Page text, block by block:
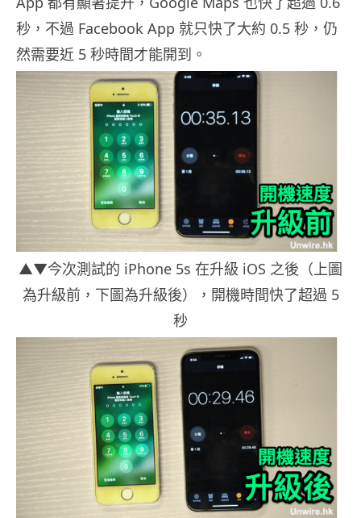
秒，不過 Facebook App 就只快了大約 0.5 秒，仍
然需要近 5 秒時間才能開到。
▲▼今次測試的 iPhone 5s 在升級 iOS 之後（上圖
為升級前，下圖為升級後），開機時間快了超過 5
秒